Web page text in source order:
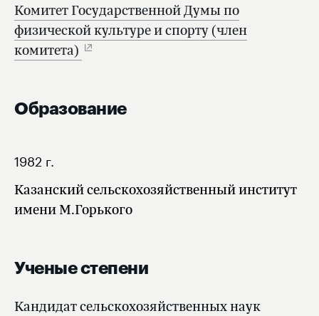
Комитет Государственной Думы по
физической культуре и спорту (член
комитета)
Образование
1982 г.
Казанский сельскохозяйственный институт
имени М.Горького
Ученые степени
Кандидат сельскохозяйственных наук